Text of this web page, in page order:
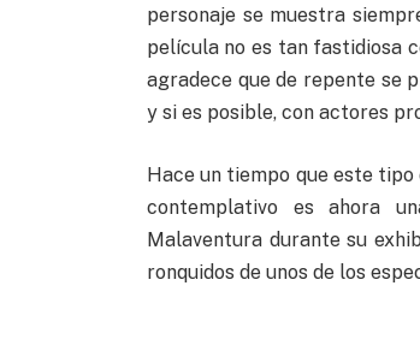
personaje se muestra
película no es tan fastidiosa
agradece que de repente se
y si es posible, con actores
Hace un tiempo que este
contemplativo es ahora
Malaventura durante su
ronquidos de unos de los